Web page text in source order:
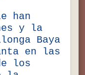
han
y la
Baya
en las
los